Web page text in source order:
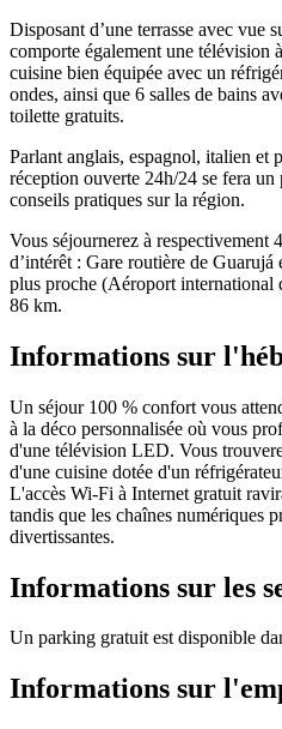
Disposant d’une terrasse avec vue
comporte également une télévision
cuisine bien équipée avec un
ondes, ainsi que 6 salles de bains
toilette gratuits.
Parlant anglais, espagnol, italien et
réception ouverte 24h/24 se fera
conseils pratiques sur la région.
Vous séjournerez à respectivement
d’intérêt : Gare routière de
plus proche (Aéroport international
86 km.
Informations sur
Un séjour 100 % confort vous
à la déco personnalisée où vous
d'une télévision LED. Vous
d'une cuisine dotée d'un
L'accès Wi-Fi à Internet gratuit
tandis que les chaînes numériques
divertissantes.
Informations sur les
Un parking gratuit est disponible
Informations sur